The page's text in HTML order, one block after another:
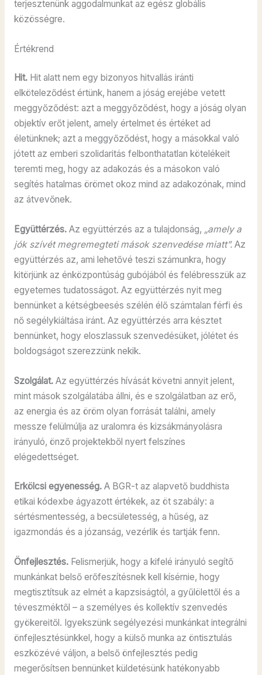
terjesztenünk aggodalmunkat az egész globális
közösségre.
Értékrend
Hit.Hit alatt nem egy bizonyos hitvallás iránti
elköteleződést értünk, hanem a jóság erejébe vetett
meggyőződést: azt a meggyőződést, hogy a jóság olyan
objektív erőt jelent, amely értelmet és értéket ad
életünknek; azt a meggyőződést, hogy a másokkal való
jótett az emberi szolidaritás felbonthatatlan kötelékeit
teremti meg, hogy az adakozás és a másokon való
segítés hatalmas örömet okoz mind az adakozónak, mind
az átvevőnek.
Együttérzés.Az együttérzés az a tulajdonság, „amely a
jók szívét megremegteti mások szenvedése miatt”.Az
együttérzés az, ami lehetővé teszi számunkra, hogy
kitörjünk az énközpontúság gubójából és felébresszük az
egyetemes tudatosságot. Az együttérzés nyit meg
bennünket a kétségbeesés szélén élő számtalan férfi és
nő segélykiáltása iránt. Az együttérzés arra késztet
bennünket, hogy eloszlassuk szenvedésüket, jólétet és
boldogságot szerezzünk nekik.
Szolgálat.Az együttérzés hívását követni annyit jelent,
mint mások szolgálatába állni, és e szolgálatban az erő,
az energia és az öröm olyan forrását találni, amely
messze felülmúlja az uralomra és kizsákmányolásra
irányuló, önző projektekből nyert felszínes
elégedettséget.
Erkölcsi egyenesség.A BGR-t az alapvető buddhista
etikai kódexbe ágyazott értékek, az öt szabály: a
sértésmentesség, a becsületesség, a hűség, az
igazmondás és a józanság, vezérlik és tartják fenn.
Önfejlesztés.Felismerjük, hogy a kifelé irányuló segítő
munkánkat belső erőfeszítésnek kell kísérnie, hogy
megtisztítsuk az elmét a kapzsiságtól, a gyűlölettől és a
téveszméktől – a személyes és kollektív szenvedés
gyökereitől. Igyekszünk segélyezési munkánkat integrálni
önfejlesztésünkkel, hogy a külső munka az öntisztulás
eszközévé váljon, a belső önfejlesztés pedig
megerősítsen bennünket küldetésünk hatékonyabb